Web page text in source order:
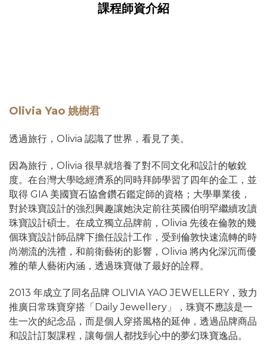
課程師資介紹
Olivia Yao 姚樹君
透過旅行，Olivia 認識了世界，看見了美。
因為旅行，Olivia 很早就培養了對不同文化和設計的敏銳
度。在台灣大學唸經濟系的同時拜師學習了四年的金工，並
取得 GIA 美國寶石協會鑽石鑑定師的資格；大學畢業後，
對於珠寶設計的強烈興趣讓她決定前往英國伯明罕繼續攻讀
珠寶設計碩士。在成立獨立品牌前，Olivia 先後在倫敦的幾
個珠寶設計師品牌下擔任設計工作，受到倫敦快速流轉的時
尚潮流的洗禮，和前衛藝術的影響，Olivia 將內化深沉而優
雅的華人藝術內涵，透過珠寶做了最好的詮釋。
2013 年成立了同名品牌 OLIVIA YAO JEWELLERY，致力
推廣日常珠寶穿搭「Daily Jewellery」，珠寶不應該是一
生一次的紀念品，而是個人穿搭風格的延伸，透過品牌商品
和設計訂製課程，讓每個人都找到心中的夢幻珠寶逸品。